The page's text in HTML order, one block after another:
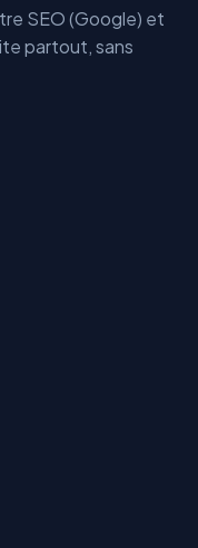
SEO (Google) et
partout, sans